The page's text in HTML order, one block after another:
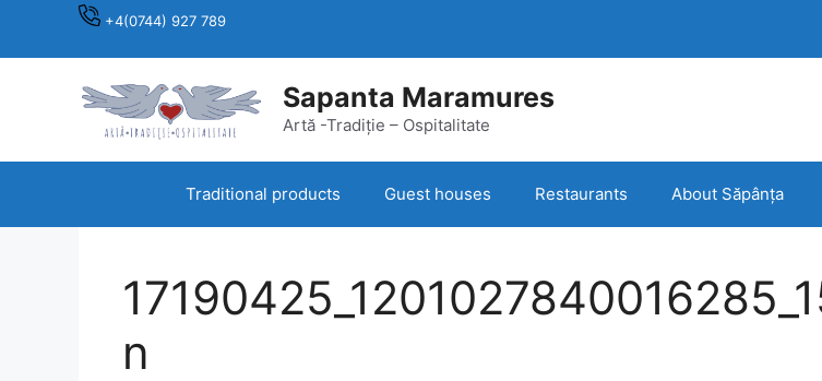
+4(0744) 927 789
Sapanta Maramures
Artă -Tradiție – Ospitalitate
Traditional products Guest houses Restaurants About Săpânța
n